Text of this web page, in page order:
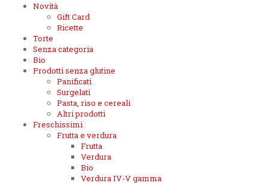
Novità
Gift Card
Ricette
Torte
Senza categoria
Bio
Prodotti senza glutine
Panificati
Surgelati
Pasta, riso e cereali
Altri prodotti
Freschissimi
Frutta e verdura
Frutta
Verdura
Bio
Verdura IV-V gamma